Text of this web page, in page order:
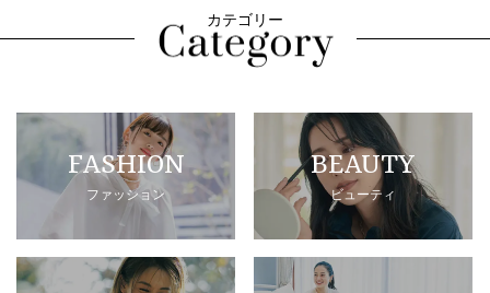
カテゴリー
FASHION
ファッション
BEAUTY
ビューティ